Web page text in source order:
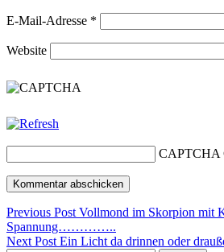
E-Mail-Adresse *
Website
CAPTCHA
Beitragsnavigation
Previous Post Vollmond im Skorpion mit
Spannung…………..
Next Post Ein Licht da drinnen oder